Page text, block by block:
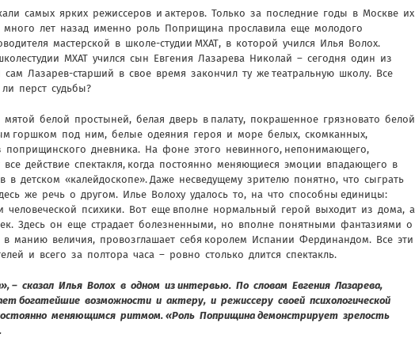
самых ярких режиссеров и актеров. Только за последние годы в Москве их
лет назад именно роль Поприщина прославила еще молодого
мастерской в школе-студии МХАТ, в которой учился Илья Волох.
МХАТ учился сын Евгения Лазарева Николай – сегодня один из
Лазарев-старший в свое время закончил ту же театральную школу. Все
перст судьбы?
белой простыней, белая дверь в палату, покрашенное грязновато белой
горшком под ним, белые одеяния героя и море белых, скомканных,
поприщинского дневника. На фоне этого невинного, непонимающего,
действие спектакля, когда постоянно меняющиеся эмоции впадающего в
в детском «калейдоскопе». Даже несведущему зрителю понятно, что сыграть
же речь о другом. Илье Волоху удалось то, на что способны единицы:
человеческой психики. Вот еще вполне нормальный герой выходит из дома, а
Здесь он еще страдает болезненными, но вполне понятными фантазиями о
манию величия, провозглашает себя королем Испании Фердинандом. Все эти
и всего за полтора часа – ровно столько длится спектакль.
– сказал Илья Волох в одном из интервью. По словам Евгения Лазарева,
богатейшие возможности и актеру, и режиссеру своей психологической
меняющимся ритмом. «Роль Поприщина демонстрирует зрелость